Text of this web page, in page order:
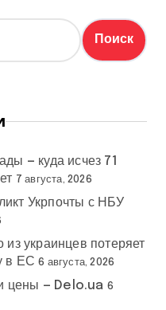
— куда исчез 71
7 августа, 2026
Укрпочты с НБУ
украинцев потеряет
в ЕС 6 августа, 2026
и цены — Delo.ua 6